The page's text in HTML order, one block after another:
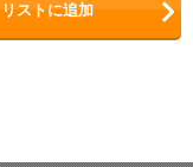
リストに追加